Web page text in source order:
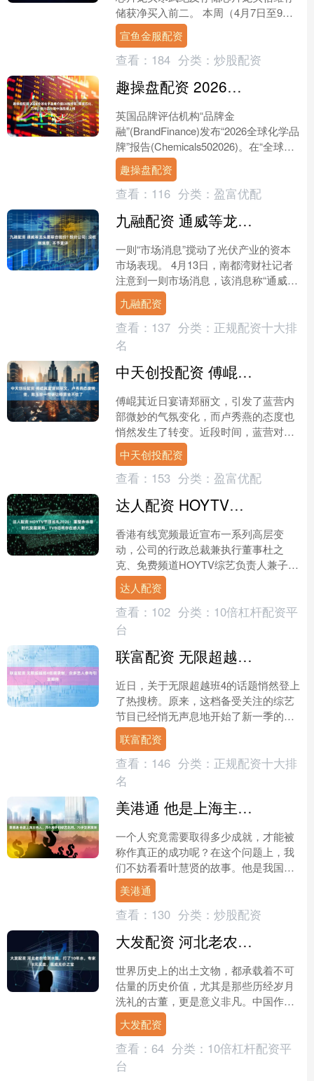
储获净买入前二。 本周（4月7日至9
日），A股融资余额持续增长，最新为
25902.06亿元（....
宣鱼金服配资
查看： 184 分类： 炒股配资
趣操盘配资 2026全球化学品牌价值50强榜单, 荣盛石化、万华、恒力石化等中国品牌上榜
英国品牌评估机构“品牌金
融”(BrandFinance)发布“2026全球化学品
牌”报告(Chemicals502026)。在“全球化
学化工价值50强”榜单(T....
趣操盘配资
查看： 116 分类： 盈富优配
九融配资 通威等龙头要联合挺价? 部分公司: 没收到消息, 不予置评
一则“市场消息”搅动了光伏产业的资本
市场表现。 4月13日，南都湾财社记者
注意到一则市场消息，该消息称“通威、
协鑫、新特、大全及东方希望等多家光
伏龙头在成都召开....
九融配资
查看： 137 分类： 正规配资十大排
名
中天创投配资 傅崐萁宴请郑丽文，卢秀燕态度转变，陈玉珍一句话让绿营坐不住了
傅崐萁近日宴请郑丽文，引发了蓝营内
部微妙的气氛变化，而卢秀燕的态度也
悄然发生了转变。近段时间，蓝营对预
算的立场备受外界关注，因为郑丽文和
大部分蓝委都认为，即便预....
中天创投配资
查看： 153 分类： 盈富优配
达人配资 HOYTV节目巡礼2026：重整余咏珊时代发展架构，TVB旧将存在感大降
香港有线宽频最近宣布一系列高层变
动，公司的行政总裁兼执行董事杜之
克、免费频道HOYTV综艺负责人兼子公
司好好制作首席执行官余咏珊，以及市
场总监兼子公司星演国际首....
达人配资
查看： 102 分类： 10倍杠杆配资平
台
联富配资 无限超越班4低调录制，众多艺人参与引发期待
近日，关于无限超越班4的话题悄然登上
了热搜榜。原来，这档备受关注的综艺
节目已经悄无声息地开始了新一季的录
制。从流传出来的路透图来看，参与录
制的艺人阵容可谓星光熠....
联富配资
查看： 146 分类： 正规配资十大排
名
美港通 他是上海主持人，开创境外拍综艺先河，79岁定居澳洲
一个人究竟需要取得多少成就，才能被
称作真正的成功呢？在这个问题上，我
们不妨看看叶慧贤的故事。他是我国一
级演员，三度荣获金话筒奖，还被授予
中国电视主持人终身成就奖....
美港通
查看： 130 分类： 炒股配资
大发配资 河北老农捡到水瓢，打了10年水，专家8元买走，现成无价之宝
世界历史上的出土文物，都承载着不可
估量的历史价值，尤其是那些历经岁月
洗礼的古董，更是意义非凡。中国作为
文明古国，出土的文物更是数不胜数，
每一件文物都在诉说着一个....
大发配资
查看： 64 分类： 10倍杠杆配资平
台